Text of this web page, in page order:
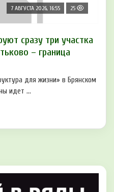
7 АВГУСТА 2026, 16:55 25
сразу три участка
– граница
для жизни» в Брянском
идет ...